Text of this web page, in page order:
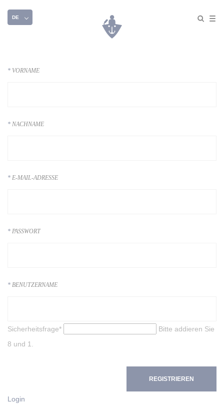
DE
VORNAME
NACHNAME
E-MAIL-ADRESSE
PASSWORT
BENUTZERNAME
Sicherheitsfrage*
Bitte addieren Sie
8 und 1.
REGISTRIEREN
Login